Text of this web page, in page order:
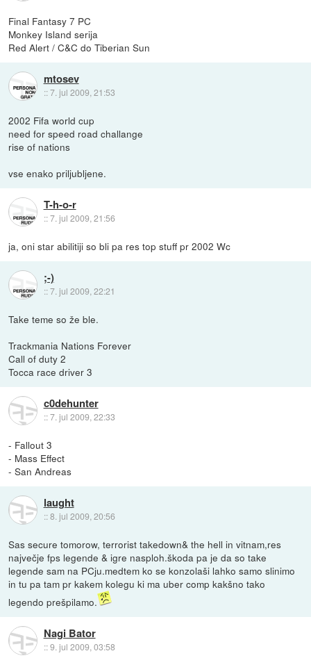
Final Fantasy 7 PC
Monkey Island serija
Red Alert / C&C do Tiberian Sun
mtosev
::7. jul 2009, 21:53
2002 Fifa world cup
need for speed road challange
rise of nations
vse enako priljubljene.
T-h-o-r
::7. jul 2009, 21:56
ja, oni star abilitiji so bli pa res top stuff pr 2002 Wc
;-)
::7. jul 2009, 22:21
Take teme so že ble.
Trackmania Nations Forever
Call of duty 2
Tocca race driver 3
c0dehunter
::7. jul 2009, 22:33
- Fallout 3
- Mass Effect
- San Andreas
laught
::8. jul 2009, 20:56
Sas secure tomorow, terrorist takedown& the hell in vitnam,res
največje fps legende & igre nasploh.škoda pa je da so take
legende sam na PCju.medtem ko se konzolaši lahko samo slinimo
in tu pa tam pr kakem kolegu ki ma uber comp kakšno tako
legendo prešpilamo.
Nagi Bator
::9. jul 2009, 03:58